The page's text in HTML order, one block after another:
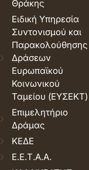
Θράκης
Ειδική Υπηρεσία
Συντονισμού και
Παρακολούθησης
Δράσεων
Ευρωπαϊκού
Κοινωνικού
Ταμείου (ΕΥΣΕΚΤ)
Επιμελητήριο
Δράμας
ΚΕΔΕ
Ε.Ε.Τ.Α.Α.